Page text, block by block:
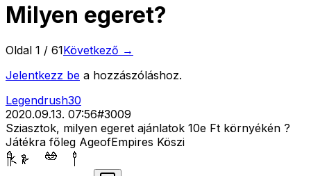
Milyen egeret?
Oldal 1 / 61Következő →
Jelentkezz be a hozzászóláshoz.
Legendrush30
2020.09.13. 07:56#3009
Sziasztok, milyen egeret ajánlatok 10e Ft környékén ?
Játékra főleg AgeofEmpires Köszi